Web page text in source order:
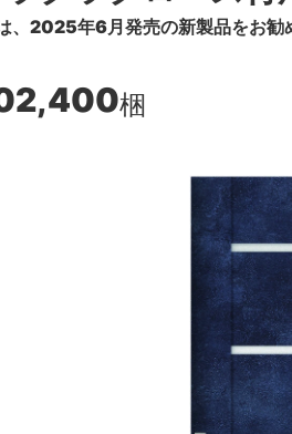
、2025年6月発売の新製品をお勧
梱